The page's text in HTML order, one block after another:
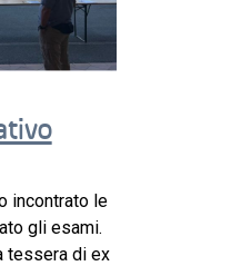
incontrato le
gli esami.
tessera di ex